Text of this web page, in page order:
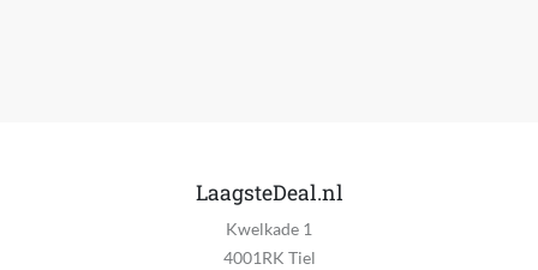
LaagsteDeal.nl
Kwelkade 1
4001RK Tiel